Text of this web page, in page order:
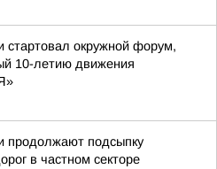
стартовал окружной форум,
10-летию движения
продолжают подсыпку
в частном секторе